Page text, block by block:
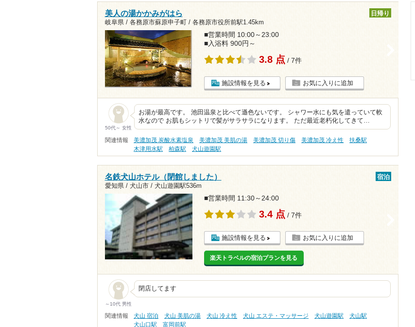
美人の湯かかみがはら
岐阜県 / 各務原市蘇原申子町 / 各務原市役所前駅1.45km
日帰り
■営業時間 10:00～23:00
■入浴料 900円～
3.8 点 / 7件
施設情報を見る お気に入りに追加
50代～ 女性
お湯が最高です。 池田温泉と比べて遜色ないです。 シャワー水にも気を遣っていて軟
水なので お肌もシットリで髪がサラサラになります。 ただ最近老朽化してきて…
関連情報 美濃加茂 炭酸水素塩泉 美濃加茂 美肌の湯 美濃加茂 切り傷 美濃加茂 冷え性
扶桑駅
木津用水駅
柏森駅 犬山遊園駅
名鉄犬山ホテル（閉館しました）
愛知県 / 犬山市 / 犬山遊園駅536m
宿泊
■営業時間 11:30～24:00
3.4 点 / 7件
施設情報を見る お気に入りに追加
楽天トラベルの宿泊プランを見る
～10代 男性
閉店してます
関連情報 犬山 宿泊 犬山 美肌の湯 犬山 冷え性 犬山 エステ・マッサージ 犬山遊園駅
犬山駅
犬山口駅
富岡前駅